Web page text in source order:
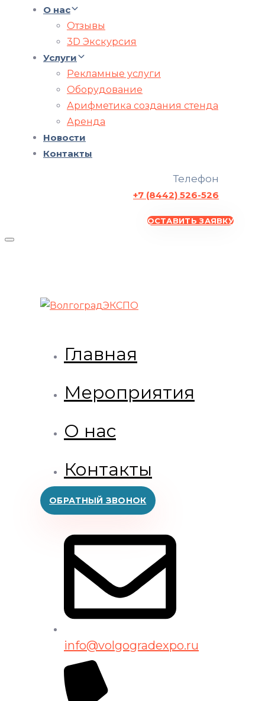
О нас
Отзывы
3D Экскурсия
Услуги
Рекламные услуги
Оборудование
Арифметика создания стенда
Аренда
Новости
Контакты
Телефон
+7 (8442) 526-526
ОСТАВИТЬ ЗАЯВКУ
Главная
Мероприятия
О нас
Контакты
ОБРАТНЫЙ ЗВОНОК
info@volgogradexpo.ru